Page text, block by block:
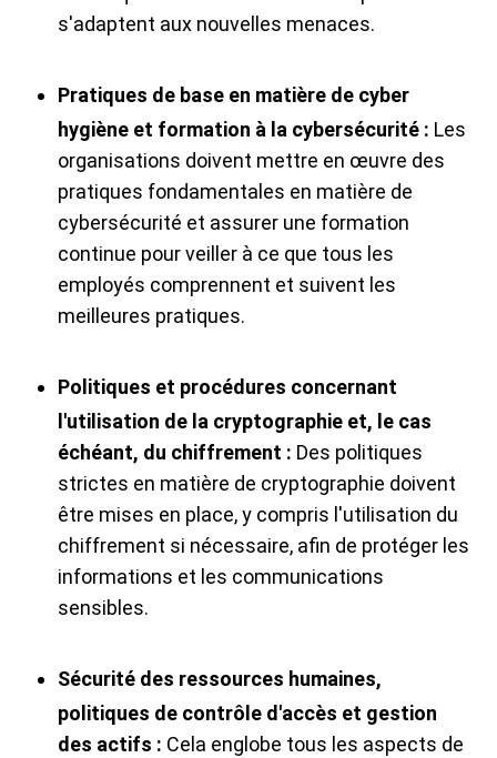
s'adaptent aux nouvelles menaces.
Pratiques de base en matière de cyber
hygiène et formation à la cybersécurité : Les
organisations doivent mettre en œuvre des
pratiques fondamentales en matière de
cybersécurité et assurer une formation
continue pour veiller à ce que tous les
employés comprennent et suivent les
meilleures pratiques.
Politiques et procédures concernant
l'utilisation de la cryptographie et, le cas
échéant, du chiffrement : Des politiques
strictes en matière de cryptographie doivent
être mises en place, y compris l'utilisation du
chiffrement si nécessaire, afin de protéger les
informations et les communications
sensibles.
Sécurité des ressources humaines,
politiques de contrôle d'accès et gestion
des actifs : Cela englobe tous les aspects de